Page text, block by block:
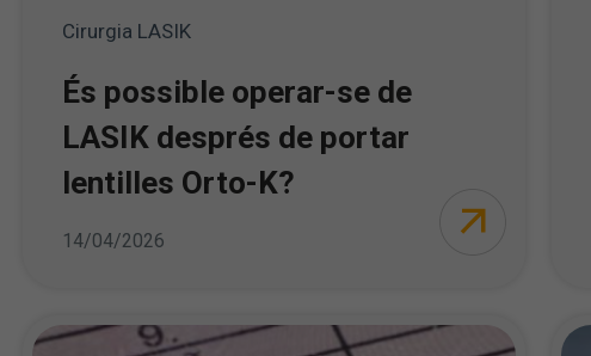
Cirurgia LASIK
És possible operar-se de
LASIK després de portar
lentilles Orto-K?
14/04/2026